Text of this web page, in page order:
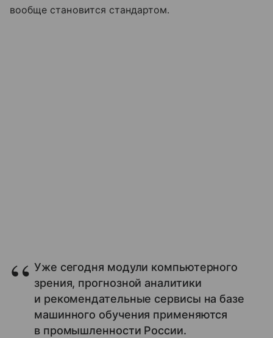
вообще становится стандартом.
Уже сегодня модули компьютерного
зрения, прогнозной аналитики
и рекомендательные сервисы на базе
машинного обучения применяются
в промышленности России.